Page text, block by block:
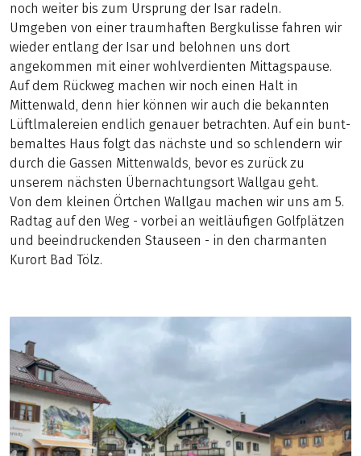
noch weiter bis zum Ursprung der Isar radeln.
Umgeben von einer traumhaften Bergkulisse fahren wir
wieder entlang der Isar und belohnen uns dort
angekommen mit einer wohlverdienten Mittagspause.
Auf dem Rückweg machen wir noch einen Halt in
Mittenwald, denn hier können wir auch die bekannten
Lüftlmalereien endlich genauer betrachten. Auf ein bunt-
bemaltes Haus folgt das nächste und so schlendern wir
durch die Gassen Mittenwalds, bevor es zurück zu
unserem nächsten Übernachtungsort Wallgau geht.
Von dem kleinen Örtchen Wallgau machen wir uns am 5.
Radtag auf den Weg - vorbei an weitläufigen Golfplätzen
und beeindruckenden Stauseen - in den charmanten
Kurort Bad Tölz.